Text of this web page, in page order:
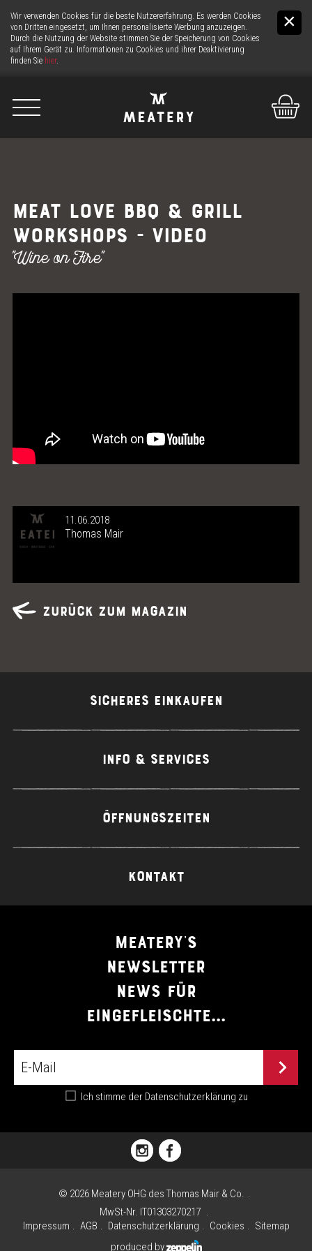
Wir verwenden Cookies für die beste Nutzererfahrung. Es werden Cookies
von Dritten eingesetzt, um Ihnen personalisierte Werbung anzuzeigen.
Durch die Nutzung der Website stimmen Sie der Speicherung von Cookies
auf Ihrem Gerät zu. Informationen zu Cookies und ihrer Deaktivierung
finden Sie hier.
DAS FLEISCH
POLENTA TABLE
MEAT LOVE BBQ & GRILL
WORKSHOPS - VIDEO
"Wine on Fire"
11.06.2018
Thomas Mair
Zurück zum Magazin
SICHERES EINKAUFEN
INFO & SERVICES
ÖFFNUNGSZEITEN
KONTAKT
MEATERY'S
NEWSLETTER
NEWS FÜR
EINGEFLEISCHTE...
Ich stimme der Datenschutzerklärung zu
39030 OLANG
© 2026 Meatery OHG des Thomas Mair & Co.
MwSt-Nr. IT01303270217
Impressum
AGB Datenschutzerklärung Cookies
Sitemap
produced by